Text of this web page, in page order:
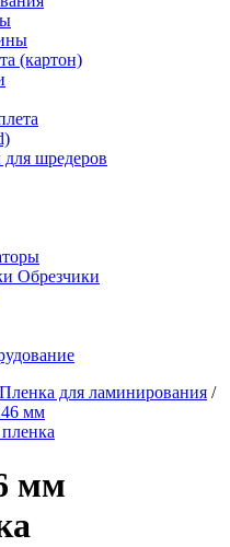
(картон)
шредеров
Обрезчики
Пленка для ламинирования /
мм
мм